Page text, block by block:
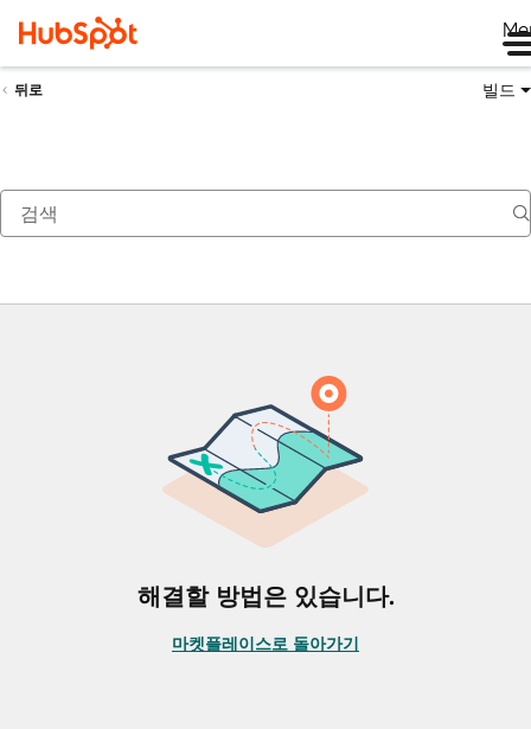
뒤로 빌드
해결할 방법은 있습니다.
마켓플레이스로 돌아가기